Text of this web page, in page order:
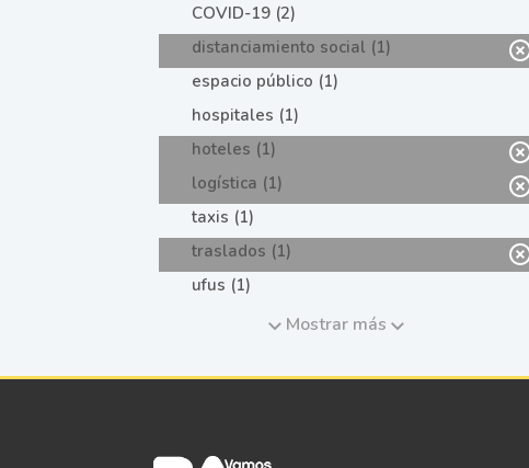
COVID-19 (2)
distanciamiento social (1)
espacio público (1)
hospitales (1)
hoteles (1)
logística (1)
taxis (1)
traslados (1)
ufus (1)
Mostrar más